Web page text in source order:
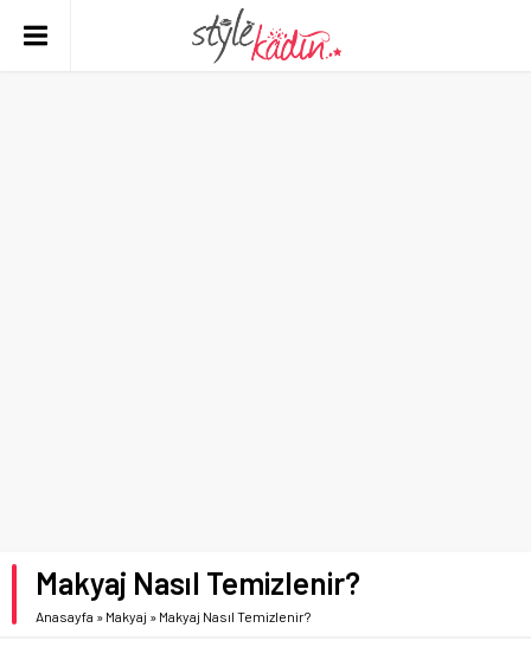
Makyaj Nasıl Temizlenir?
Anasayfa » Makyaj » Makyaj Nasıl Temizlenir?